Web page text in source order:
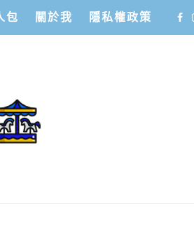
包 關於我 隱私權政策